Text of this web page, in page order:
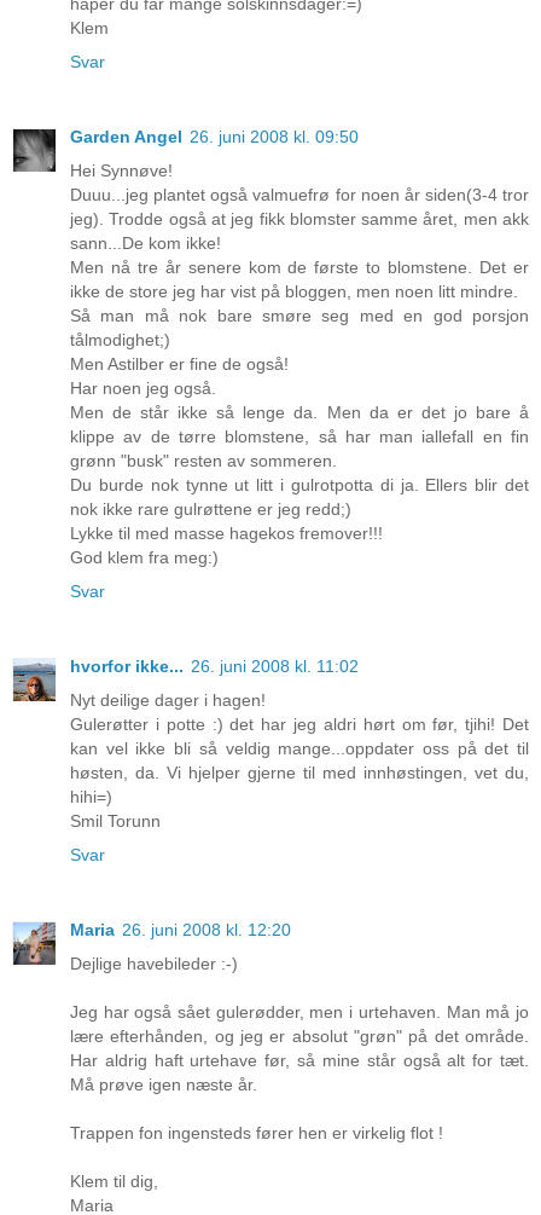
Klem
Svar
Garden Angel 26. juni 2008 kl. 09:50
Hei Synnøve!
Duuu...jeg plantet også valmuefrø for noen år siden(3-4 tror
jeg). Trodde også at jeg fikk blomster samme året, men akk
sann...De kom ikke!
Men nå tre år senere kom de første to blomstene. Det er
ikke de store jeg har vist på bloggen, men noen litt mindre.
Så man må nok bare smøre seg med en god porsjon
tålmodighet;)
Men Astilber er fine de også!
Har noen jeg også.
Men de står ikke så lenge da. Men da er det jo bare å
klippe av de tørre blomstene, så har man iallefall en fin
grønn "busk" resten av sommeren.
Du burde nok tynne ut litt i gulrotpotta di ja. Ellers blir det
nok ikke rare gulrøttene er jeg redd;)
Lykke til med masse hagekos fremover!!!
God klem fra meg:)
Svar
hvorfor ikke... 26. juni 2008 kl. 11:02
Nyt deilige dager i hagen!
Gulerøtter i potte :) det har jeg aldri hørt om før, tjihi! Det
kan vel ikke bli så veldig mange...oppdater oss på det til
høsten, da. Vi hjelper gjerne til med innhøstingen, vet du,
hihi=)
Smil Torunn
Svar
Maria 26. juni 2008 kl. 12:20
Dejlige havebileder :-)
Jeg har også sået gulerødder, men i urtehaven. Man må jo
lære efterhånden, og jeg er absolut "grøn" på det område.
Har aldrig haft urtehave før, så mine står også alt for tæt.
Må prøve igen næste år.
Trappen fon ingensteds fører hen er virkelig flot !
Klem til dig,
Maria